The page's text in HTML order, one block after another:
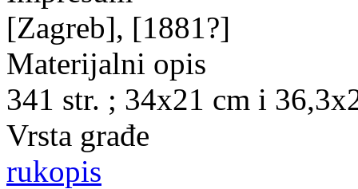
[Zagreb], [1881?]
Materijalni opis
341 str. ; 34x21 cm i
Vrsta građe
rukopis